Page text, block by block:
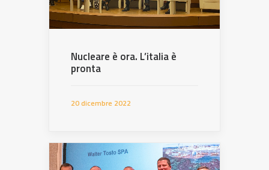
Nucleare è ora. L’italia è
pronta
20 dicembre 2022